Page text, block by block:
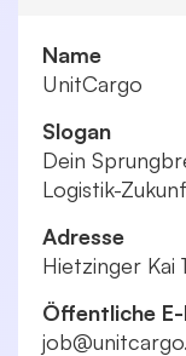
Name
UnitCargo
Slogan
Dein
Logistik-
Adresse
Hietzinger Kai
Öffentliche